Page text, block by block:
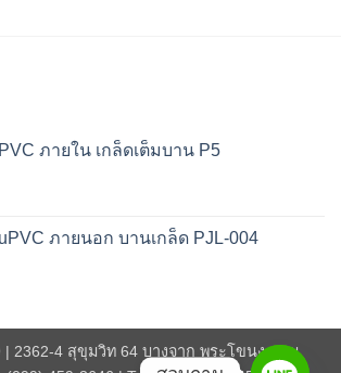
ภายใน เกล็ดเต็มบาน P5
ภายนอก บานเกล็ด PJL-004
2362-4 สุขุมวิท 64 บางจาก พระโขนง กทม.